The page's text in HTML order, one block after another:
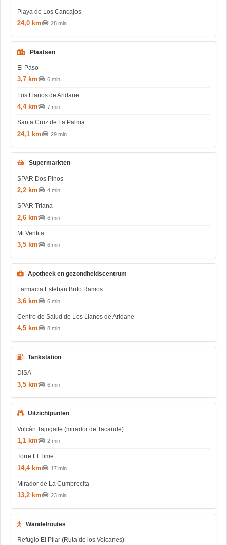
Playa de Los Cancajos
24,0 km 28 min
Plaatsen
El Paso
3,7 km 6 min
Los Llanos de Aridane
4,4 km 7 min
Santa Cruz de La Palma
24,1 km 29 min
Supermarkten
SPAR Dos Pinos
2,2 km 4 min
SPAR Triana
2,6 km 6 min
Mi Ventita
3,5 km 6 min
Apotheek en gezondheidscentrum
Farmacia Esteban Brito Ramos
3,6 km 6 min
Centro de Salud de Los Llanos de Aridane
4,5 km 8 min
Tankstation
DISA
3,5 km 6 min
Uitzichtpunten
Volcán Tajogaite (mirador de Tacande)
1,1 km 2 min
Torre El Time
14,4 km 17 min
Mirador de La Cumbrecita
13,2 km 23 min
Wandelroutes
Refugio El Pilar (Ruta de los Volcanes)